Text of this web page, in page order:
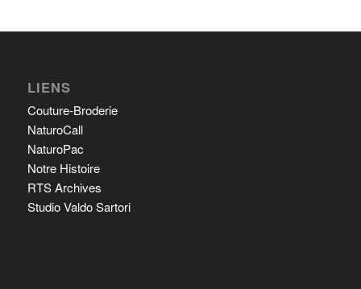
LIENS
Couture-Broderie
NaturoCall
NaturoPac
Notre Histoire
RTS Archives
Studio Valdo Sartori